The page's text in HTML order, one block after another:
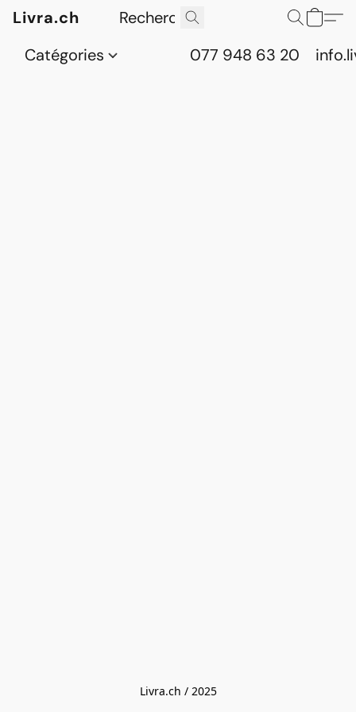
Livra.ch
Catégories
077 948 63 20
Livra.ch / 2025